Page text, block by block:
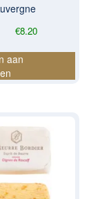
€8.20
aan